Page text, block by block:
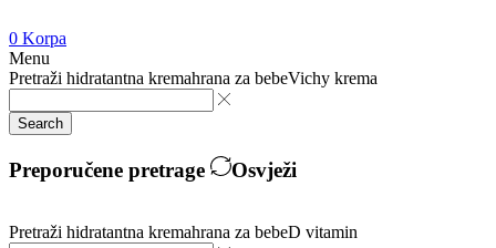
0 Korpa
Menu
Pretraži hidratantna kremahrana za bebeVichy krema
Search
Preporučene pretrage Osvježi
Pretraži hidratantna kremahrana za bebeD vitamin